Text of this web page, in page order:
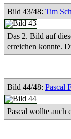
Bild 43/48: Tim
Das 2. Bild auf
erreichen konnte.
Bild 44/48: Pascal
Pascal wollte auch